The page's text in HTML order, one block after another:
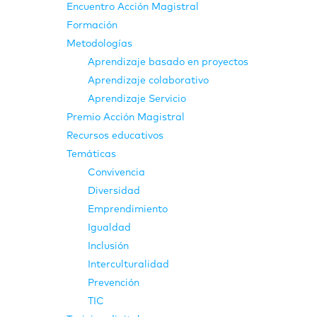
Encuentro Acción Magistral
Formación
Metodologías
Aprendizaje basado en proyectos
Aprendizaje colaborativo
Aprendizaje Servicio
Premio Acción Magistral
Recursos educativos
Temáticas
Convivencia
Diversidad
Emprendimiento
Igualdad
Inclusión
Interculturalidad
Prevención
TIC